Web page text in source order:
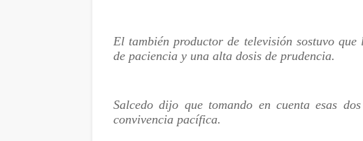
El también productor de televisión sostuvo
de paciencia y una alta dosis de prudencia.
Salcedo dijo que tomando en cuenta esas
convivencia pacífica.